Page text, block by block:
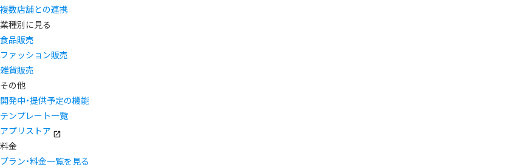
複数店舗との連携
業種別に見る
食品販売
ファッション販売
雑貨販売
その他
開発中・提供予定の機能
テンプレート一覧
アプリストア
料金
プラン・料金一覧を見る